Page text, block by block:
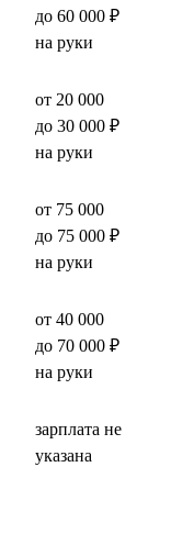
до 60 000 ₽
на руки
от 20 000
до 30 000 ₽
на руки
от 75 000
до 75 000 ₽
на руки
от 40 000
до 70 000 ₽
на руки
зарплата не
указана